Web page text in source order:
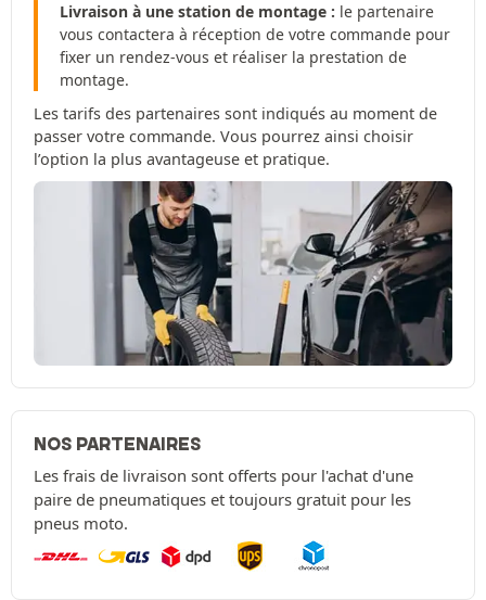
Livraison à une station de montage : le partenaire
vous contactera à réception de votre commande pour
fixer un rendez-vous et réaliser la prestation de
montage.
Les tarifs des partenaires sont indiqués au moment de
passer votre commande. Vous pourrez ainsi choisir
l’option la plus avantageuse et pratique.
NOS PARTENAIRES
Les frais de livraison sont offerts pour l'achat d'une
paire de pneumatiques et toujours gratuit pour les
pneus moto.